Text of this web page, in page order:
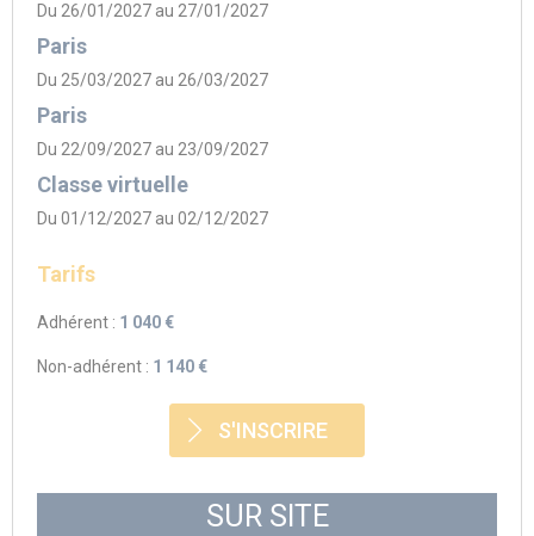
Du 26/01/2027 au 27/01/2027
Paris
Du 25/03/2027 au 26/03/2027
Paris
Du 22/09/2027 au 23/09/2027
Classe virtuelle
Du 01/12/2027 au 02/12/2027
Tarifs
Adhérent : 1 040 €
Non-adhérent : 1 140 €
S'INSCRIRE
SUR SITE